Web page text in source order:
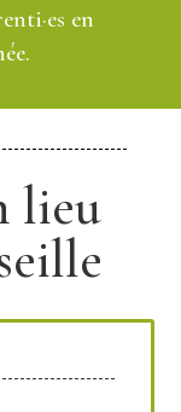
en
lieu